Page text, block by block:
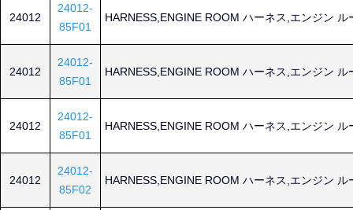
24012
24012-
85F01
HARNESS,ENGINE ROOM ハーネス,エンジン ル
24012
24012-
85F01
HARNESS,ENGINE ROOM ハーネス,エンジン ル
24012
24012-
85F01
HARNESS,ENGINE ROOM ハーネス,エンジン ル
24012
24012-
85F02
HARNESS,ENGINE ROOM ハーネス,エンジン ル